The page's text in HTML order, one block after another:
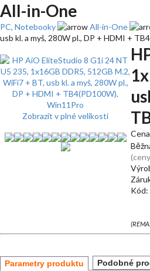
All-in-One
PC, Notebooky All-in-One
usb kl. a myš, 280W pl., DP + HDMI +
Zobrazit v plné velikosti
Kód:
Parametry produktu Podobné